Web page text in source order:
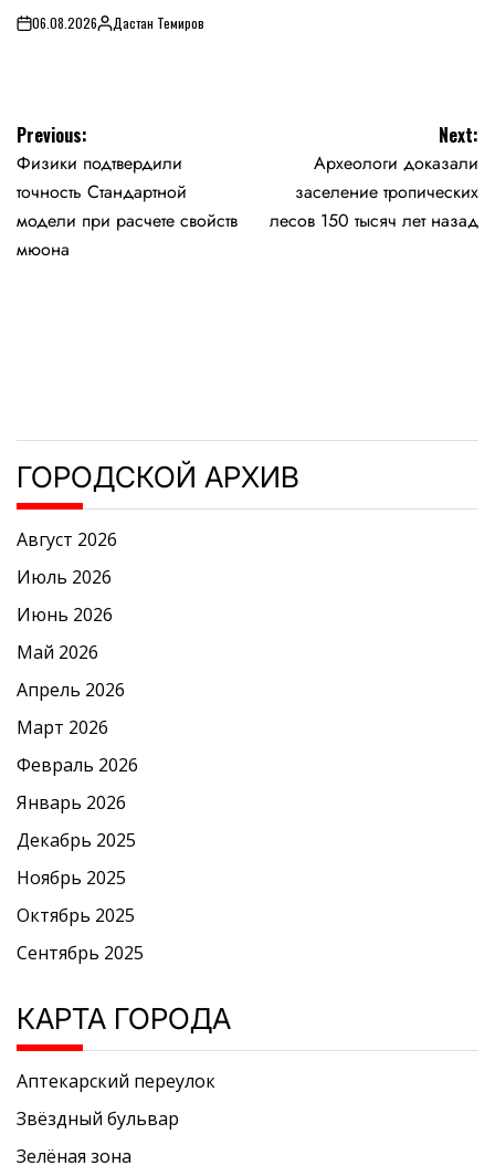
on06.08.2026PostedДастан Темиров
Навигация
по
записям
Previous:
Физики подтвердили
точность Стандартной
модели при расчете свойств
мюона
Next:
Археологи доказали
заселение тропических
лесов 150 тысяч лет назад
ГОРОДСКОЙ АРХИВ
Август 2026
Июль 2026
Июнь 2026
Май 2026
Апрель 2026
Март 2026
Февраль 2026
Январь 2026
Декабрь 2025
Ноябрь 2025
Октябрь 2025
Сентябрь 2025
КАРТА ГОРОДА
Аптекарский переулок
Звёздный бульвар
Зелёная зона